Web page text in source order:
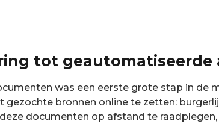
tot geautomatiseerde
was een eerste grote stap in de
bronnen online te zetten:
documenten op afstand te